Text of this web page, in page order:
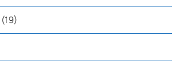
(19)